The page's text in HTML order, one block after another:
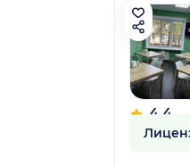
4.4
51 отзыв